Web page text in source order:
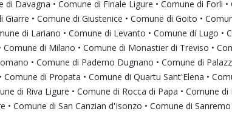
Davagna • Comune di Finale Ligure • Comune di Forli
• Comune di Giustenice • Comune di Goito •
di Lariano • Comune di Levanto • Comune di Lugo •
di Milano • Comune di Monastier di Treviso •
• Comune di Paderno Dugnano • Comune di
di Propata • Comune di Quartu Sant'Elena •
di Riva Ligure • Comune di Rocca di Papa • Comune
Comune di San Canzian d'Isonzo • Comune di Sanremo